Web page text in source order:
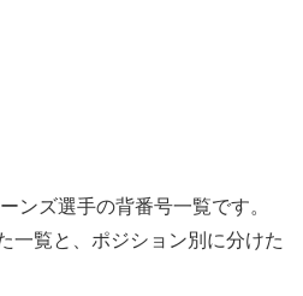
ンズ選手の背番号一覧です。
一覧と、ポジション別に分けた